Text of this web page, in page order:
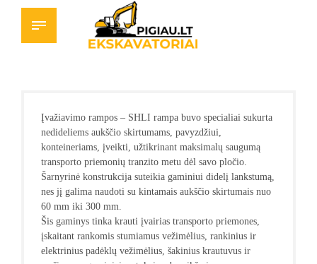
Įvažiavimo rampos – SHLI rampa buvo specialiai sukurta
nedideliems aukščio skirtumams, pavyzdžiui,
konteineriams, įveikti, užtikrinant maksimalų saugumą
transporto priemonių tranzito metu dėl savo pločio.
Šarnyrinė konstrukcija suteikia gaminiui didelį lankstumą,
nes jį galima naudoti su kintamais aukščio skirtumais nuo
60 mm iki 300 mm.
Šis gaminys tinka krauti įvairias transporto priemones,
įskaitant rankomis stumiamus vežimėlius, rankinius ir
elektrinius padėklų vežimėlius, šakinius krautuvus ir